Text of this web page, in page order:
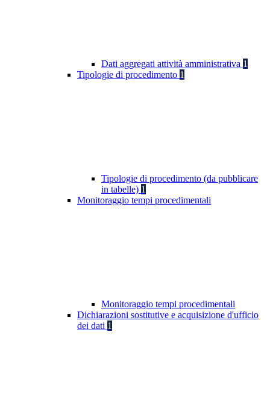
Dati aggregati attività amministrativa 1
Tipologie di procedimento 1
Tipologie di procedimento (da pubblicare
in tabelle) 1
Monitoraggio tempi procedimentali
Monitoraggio tempi procedimentali
Dichiarazioni sostitutive e acquisizione d'ufficio
dei dati 1